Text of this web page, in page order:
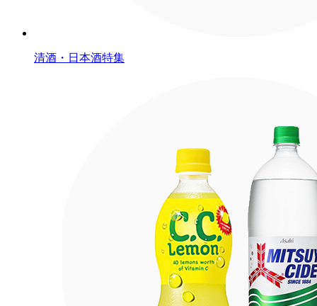
清酒・日本酒特集